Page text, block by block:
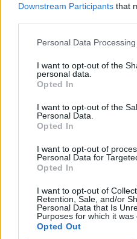
Downstream Participants that
Personal Data
I want to opt-out of the
personal data.
Opted In
I want to opt-out of the
Personal Data.
Opted In
I want to opt-out of
Personal Data for
Opted In
I want to opt-out of
Retention, Sale, and/or
Personal Data that Is
Purposes for which it was
Opted Out
seguito della crisi economica
4.060 euro
2021-11-27
esenzioni fiscali e
COVID-19 [con mo
agenzia delle entrate
Fonte:Registro Nazionale Aiuti di
IODL 2.0. Dati
Confronto di settore